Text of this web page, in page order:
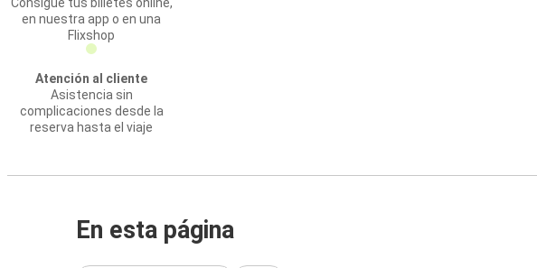
en nuestra app o en una
Flixshop
Atención al cliente
Asistencia sin
complicaciones desde la
reserva hasta el viaje
En esta página